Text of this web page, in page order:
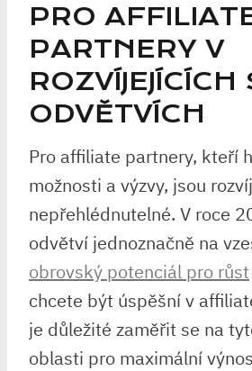
PRO
PARTNERY V
ROZVÍJEJÍCÍCH
ODVĚTVÍCH
Pro affiliate partnery, kteří
možnosti a výzvy, jsou
nepřehlédnutelné. V roce
odvětví jednoznačně na
obrovský potenciál pro růst
chcete být úspěšní v
je důležité zaměřit se na
oblasti pro maximální